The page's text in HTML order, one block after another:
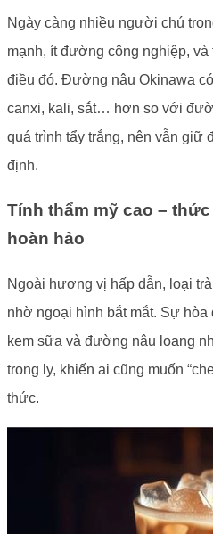
Ngày càng nhiều người chú
mạnh, ít đường công nghiệp,
điều đó. Đường nâu Okinawa
canxi, kali, sắt… hơn so với
quá trình tẩy trắng, nên vẫn
định.
Tính thẩm mỹ cao –
hoàn hảo
Ngoài hương vị hấp dẫn, loại
nhờ ngoại hình bắt mắt. Sự
kem sữa và đường nâu loang
trong ly, khiến ai cũng muốn
thức.